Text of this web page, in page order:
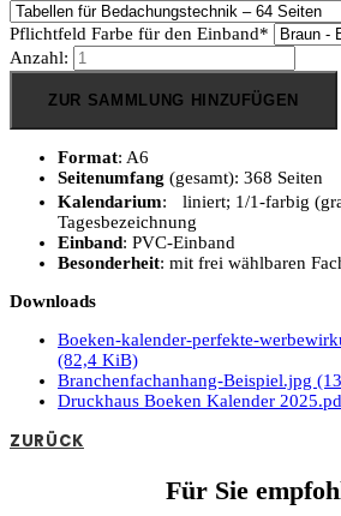
Pflichtfeld Farbe für den Einband*
Anzahl:
ZUR SAMMLUNG HINZUFÜGEN
Format: A6
Seitenumfang (gesamt): 368 Seiten
Kalendarium: liniert; 1/1-farbig
Tagesbezeichnung
Einband: PVC-Einband
Besonderheit: mit frei wählbaren
Downloads
Boeken-kalender-perfekte-
(82,4 KiB)
Branchenfachanhang-Beispiel.jpg
Druckhaus Boeken Kalender
ZURÜCK
Für Sie